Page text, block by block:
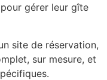
gérer leur gîte
site de réservation,
sur mesure, et